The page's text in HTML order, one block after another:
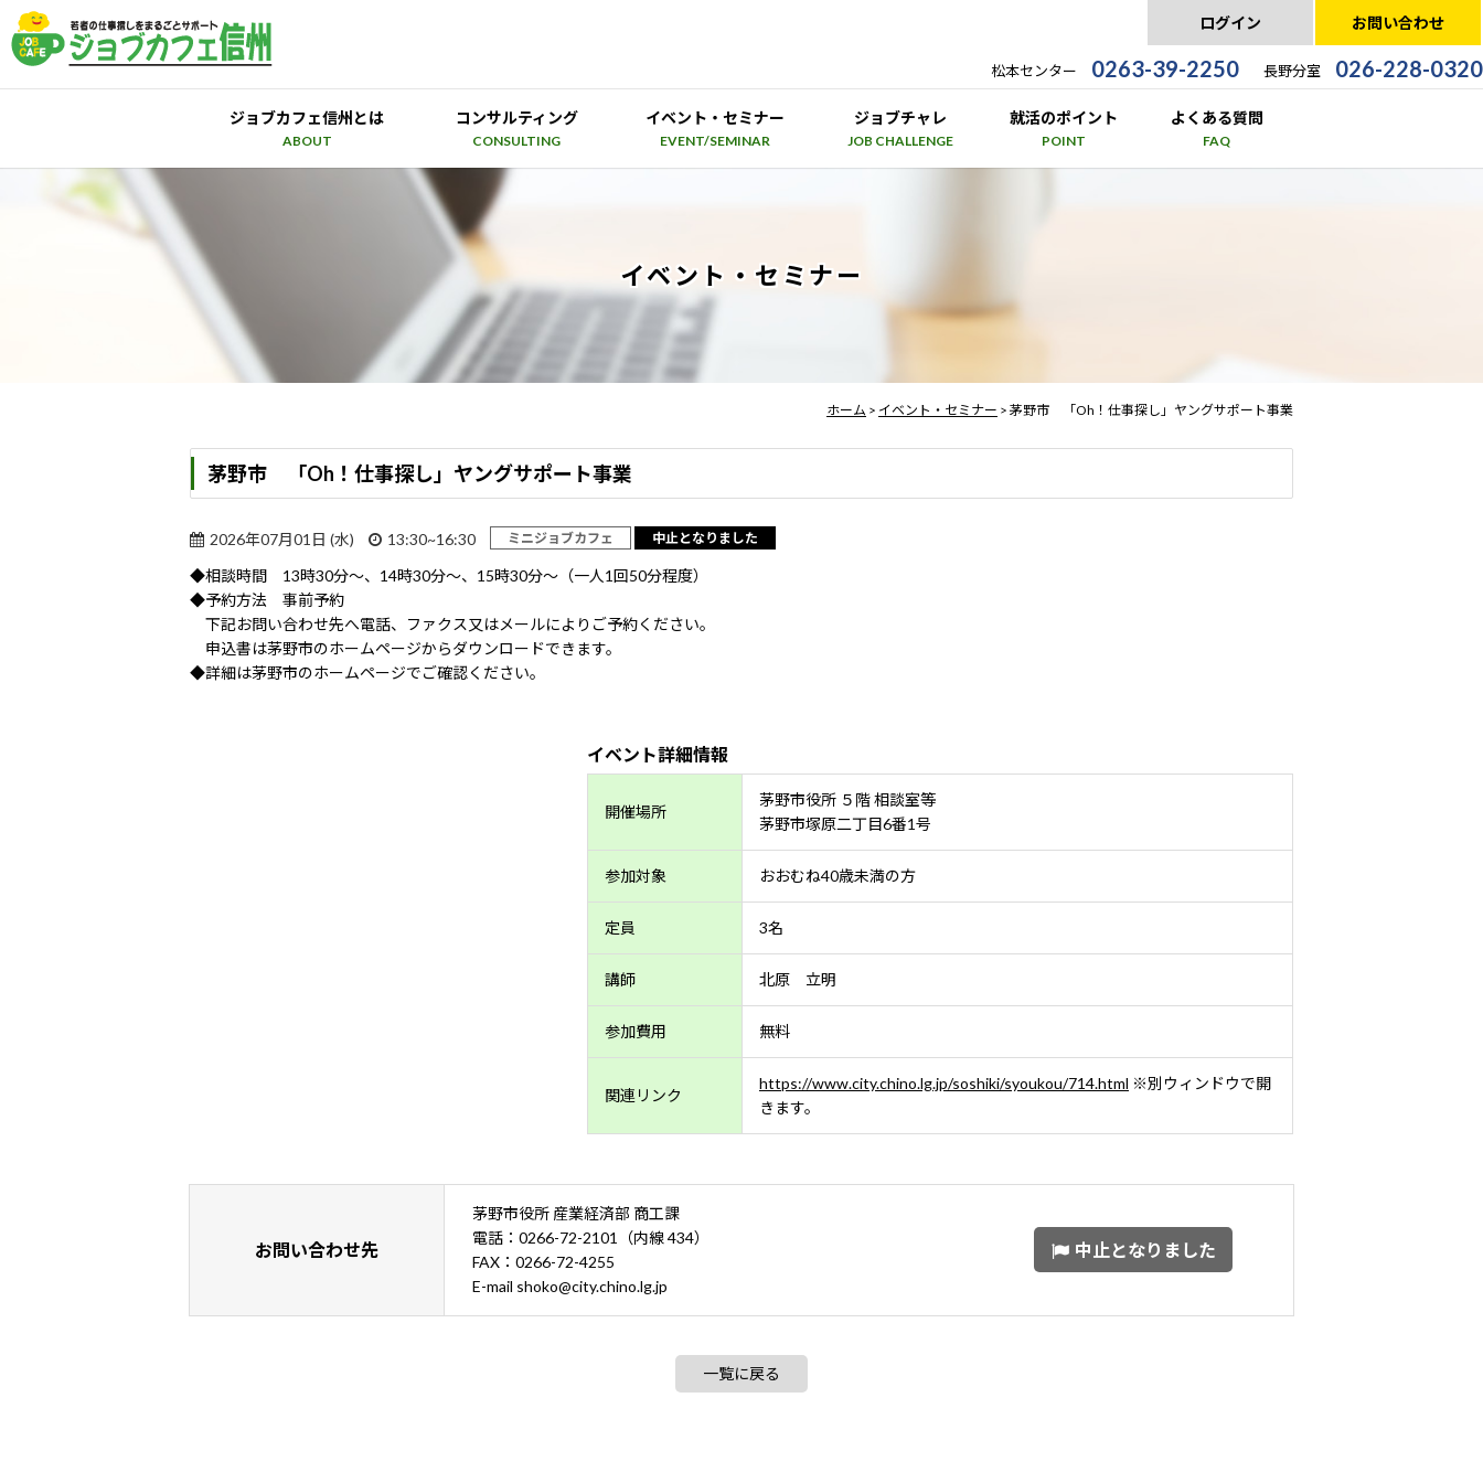
ログイン お問い合わせ
松本センター 0263-39-2250 長野分室 026-228-0320
ジョブカフェ信州とは
ABOUT
コンサルティング
CONSULTING
イベント・セミナー
EVENT/SEMINAR
ジョブチャレ
JOB CHALLENGE
就活のポイント
POINT
よくある質問
FAQ
イベント・セミナー
ホーム > イベント・セミナー > 茅野市 「Oh！仕事探し」ヤングサポート事業
茅野市 「Oh！仕事探し」ヤングサポート事業
2026年07月01日 (水) 13:30~16:30 ミニジョブカフェ 中止となりました
◆相談時間 13時30分～、14時30分～、15時30分～（一人1回50分程度）
◆予約方法 事前予約
下記お問い合わせ先へ電話、ファクス又はメールによりご予約ください。
申込書は茅野市のホームページからダウンロードできます。
◆詳細は茅野市のホームページでご確認ください。
イベント詳細情報
開催場所
茅野市役所 ５階 相談室等
茅野市塚原二丁目6番1号
参加対象 おおむね40歳未満の方
定員 3名
講師 北原 立明
参加費用 無料
関連リンク
https://www.city.chino.lg.jp/soshiki/syoukou/714.html ※別ウィンドウで開
きます。
お問い合わせ先
茅野市役所 産業経済部 商工課
電話：0266-72-2101（内線 434）
FAX：0266-72-4255
E-mail shoko@city.chino.lg.jp
中止となりました
一覧に戻る